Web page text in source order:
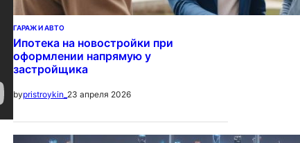
ГАРАЖ И АВТО
Ипотека на новостройки при
оформлении напрямую у
застройщика
bypristroykin_ 23 апреля 2026